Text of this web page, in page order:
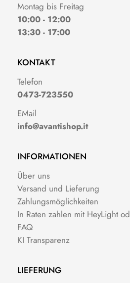
Montag bis Freitag
10:00 - 12:00
13:30 - 17:00
KONTAKT
Telefon
0473-723550
EMail
info@avantishop.it
INFORMATIONEN
Über uns
Versand und Lieferung
Zahlungsmöglichkeiten
In Raten zahlen mit HeyLight
FAQ
KI Transparenz
LIEFERUNG